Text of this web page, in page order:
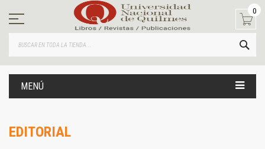
contenido
0
MENÚ
EDITORIAL